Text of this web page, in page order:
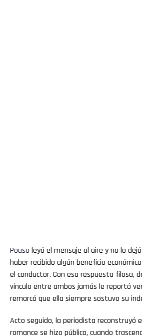
Pouso leyó el mensaje al aire y no lo
haber recibido algún beneficio
el conductor. Con esa respuesta filosa,
vínculo entre ambos jamás le reportó
remarcó que ella siempre sostuvo su
Acto seguido, la periodista reconstruyó
romance se hizo público, cuando